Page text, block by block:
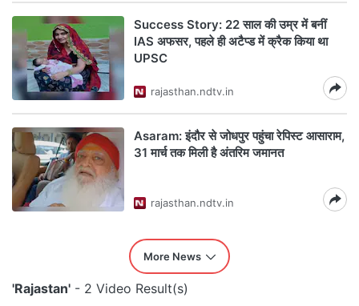
Success Story: 22 साल की उम्र में बनीं
IAS अफसर, पहले ही अटैप्ड में क्रैक किया था
UPSC
rajasthan.ndtv.in
Asaram: इंदौर से जोधपुर पहुंचा रेपिस्ट आसाराम,
31 मार्च तक मिली है अंतरिम जमानत
rajasthan.ndtv.in
More News
'Rajastan' - 2 Video Result(s)